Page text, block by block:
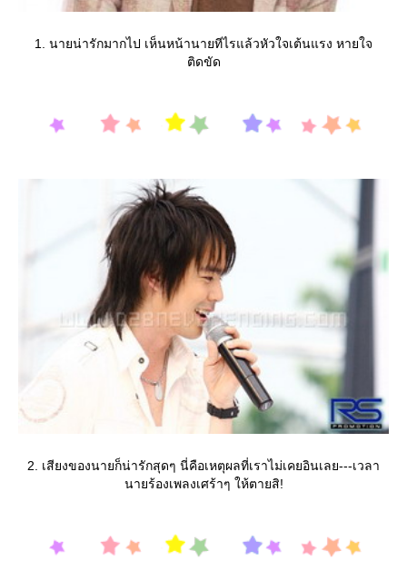
1. นายน่ารักมากไป เห็นหน้านายทีไรแล้วหัวใจเต้นแรง หายใจ
ติดขัด
2. เสียงของนายก็น่ารักสุดๆ นี่คือเหตุผลที่เราไม่เคยอินเลย---เวลา
นายร้องเพลงเศร้าๆ ให้ตายสิ!